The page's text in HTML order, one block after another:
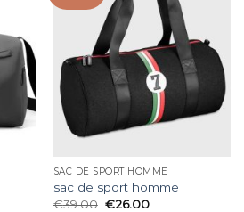
SAC DE SPORT HOMME
sac de sport homme
€39.00 €26.00